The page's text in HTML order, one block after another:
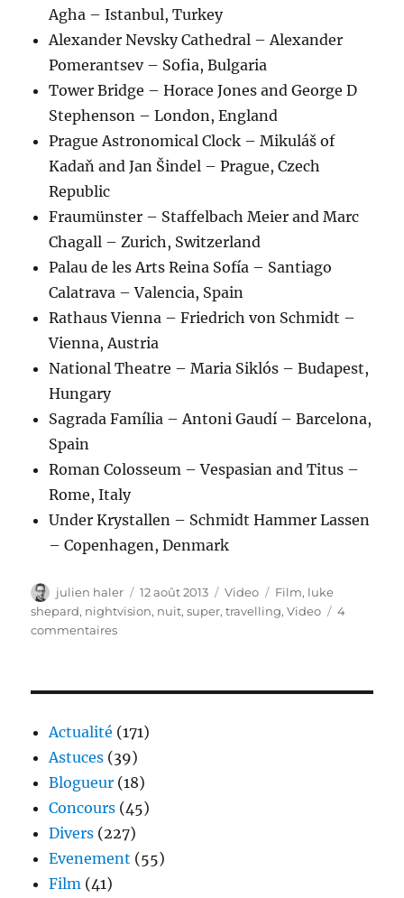
Agha – Istanbul, Turkey
Alexander Nevsky Cathedral – Alexander
Pomerantsev – Sofia, Bulgaria
Tower Bridge – Horace Jones and George D
Stephenson – London, England
Prague Astronomical Clock – Mikuláš of
Kadaň and Jan Šindel – Prague, Czech
Republic
Fraumünster – Staffelbach Meier and Marc
Chagall – Zurich, Switzerland
Palau de les Arts Reina Sofía – Santiago
Calatrava – Valencia, Spain
Rathaus Vienna – Friedrich von Schmidt –
Vienna, Austria
National Theatre – Maria Siklós – Budapest,
Hungary
Sagrada Família – Antoni Gaudí – Barcelona,
Spain
Roman Colosseum – Vespasian and Titus –
Rome, Italy
Under Krystallen – Schmidt Hammer Lassen
– Copenhagen, Denmark
Auteur
julien haler
Publié
le
12 août 2013 Catégories
Video Étiquettes
Film, luke
shepard, nightvision, nuit,super,travelling,Video
4
commentairessur
Actualité (171)
Astuces (39)
Blogueur (18)
Concours (45)
Divers (227)
Evenement (55)
Film (41)